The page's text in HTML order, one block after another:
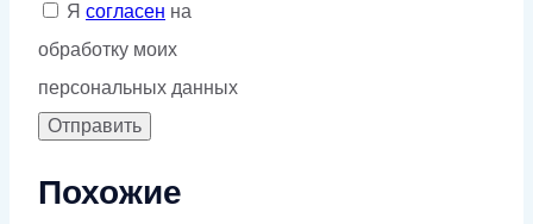
Я согласен на
обработку моих
персональных данных
Похожие